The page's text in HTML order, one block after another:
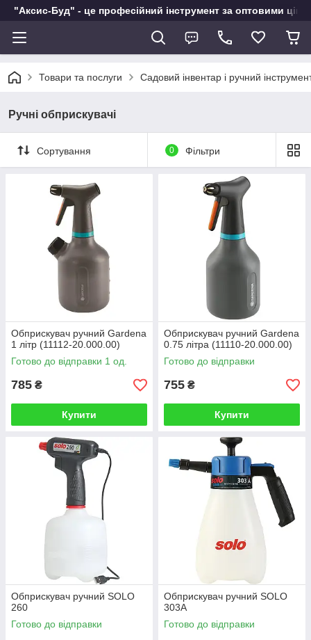
"Аксис-Буд" - це професійний інструмент за оптовими
Товари та послуги Садовий інвентар і ручний
Ручні обприскувачі
Сортування 0 Фільтри
Обприскувач ручний Gardena
1 літр (11112-20.000.00)
Готово до відправки 1 од.
785 ₴
Купити
Обприскувач ручний Gardena
0.75 літра (11110-20.000.00)
Готово до відправки
755 ₴
Купити
Обприскувач ручний SOLO
260
Готово до відправки
Обприскувач ручний SOLO
303A
Готово до відправки